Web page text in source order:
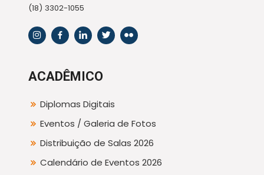
(18) 3302-1055
ACADÊMICO
Diplomas Digitais
Eventos / Galeria de Fotos
Distribuição de Salas 2026
Calendário de Eventos 2026